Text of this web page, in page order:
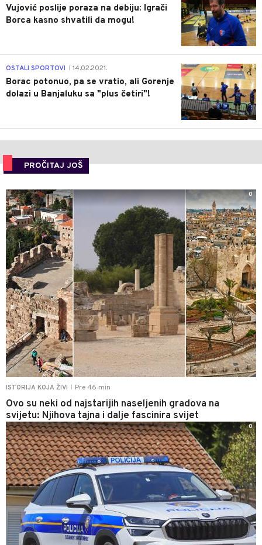
Vujović poslije poraza na debiju: Igrači
Borca kasno shvatili da mogu!
3
OSTALI SPORTOVI 14.02.2021.
Borac potonuo, pa se vratio, ali Gorenje
dolazi u Banjaluku sa "plus četiri"!
PROČITAJ JOŠ
ISTORIJA KOJA ŽIVI Pre 46 min
Ovo su neki od najstarijih naseljenih gradova na
svijetu: Njihova tajna i dalje fascinira svijet
0
0